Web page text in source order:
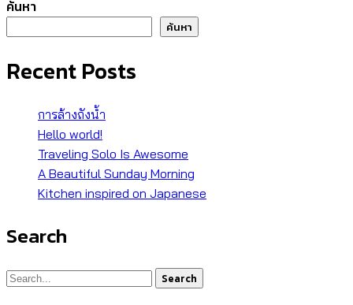
ค้นหา
ค้นหา
Recent Posts
การล้างถังน้ำ
Hello world!
Traveling Solo Is Awesome
A Beautiful Sunday Morning
Kitchen inspired on Japanese
Search
Search